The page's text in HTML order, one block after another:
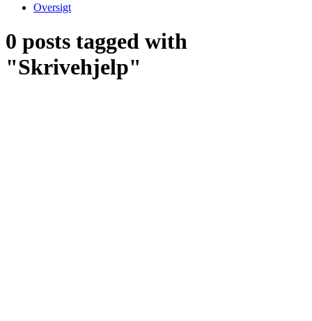
Oversigt
0 posts tagged with
"Skrivehjelp"